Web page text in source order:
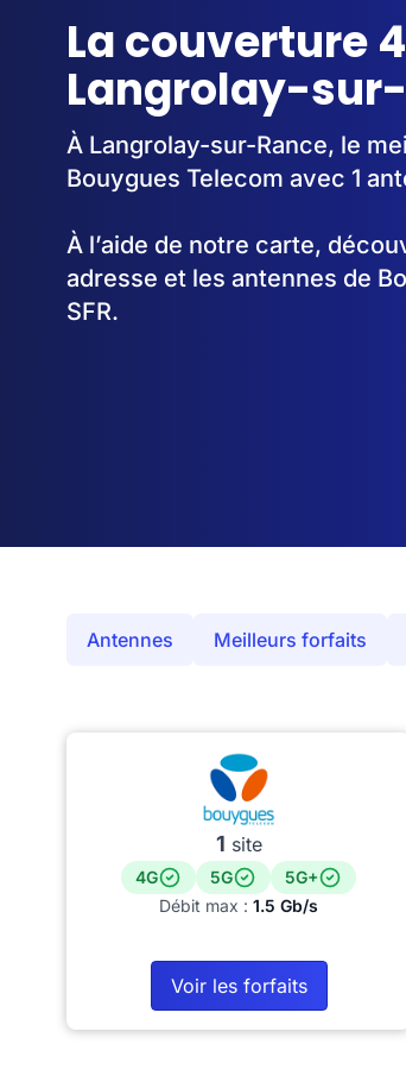
La couverture
Langrolay-
À Langrolay-sur-Rance, le
Bouygues Telecom avec 1
À l’aide de notre carte,
adresse et les antennes de
SFR.
Antennes Meilleurs forfaits
1 site
4G 5G
5G+
Débit max : 1.5 Gb/s
Voir les forfaits